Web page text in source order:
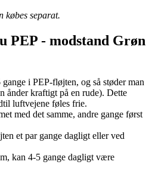
købes separat.
PEP - modstand Grøn
i PEP-fløjten, og så støder man
ånder kraftigt på en rude). Dette
luftvejene føles frie.
med det samme, andre gange først
et par gange dagligt eller ved
kan 4-5 gange dagligt være